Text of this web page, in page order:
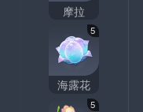
摩拉
5
海露花
5